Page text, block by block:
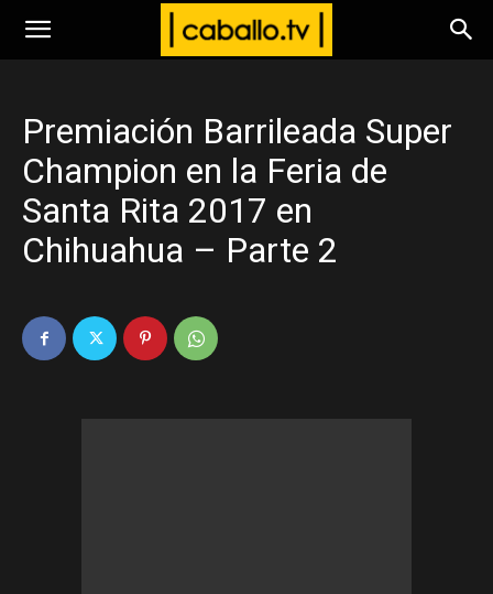
www.caballo.tv
Premiación Barrileada Super
Champion en la Feria de
Santa Rita 2017 en
Chihuahua – Parte 2